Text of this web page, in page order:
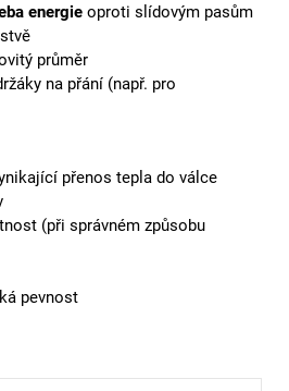
energie oproti slídovým pasům
průměr
na přání (např. pro
přenos tepla do válce
(při správném způsobu
pevnost